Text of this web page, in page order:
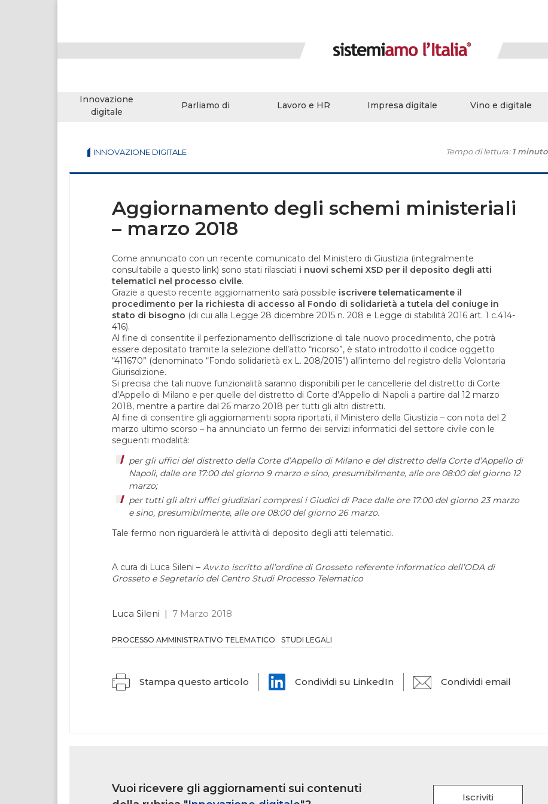
Innovazione
digitale
Parliamo di Lavoro e HR Impresa digitale Vino e digitale
INNOVAZIONE DIGITALE Tempo di lettura: 1 minuto
Aggiornamento degli schemi ministeriali
– marzo 2018
Come annunciato con un recente comunicato del Ministero di Giustizia (integralmente
consultabile a questo link) sono stati rilasciati i nuovi schemi XSD per il deposito degli atti
telematici nel processo civile.
Grazie a questo recente aggiornamento sarà possibile iscrivere telematicamente il
procedimento per la richiesta di accesso al Fondo di solidarietà a tutela del coniuge in
stato di bisogno (di cui alla Legge 28 dicembre 2015 n. 208 e Legge di stabilità 2016 art. 1 c.414-
416).
Al fine di consentite il perfezionamento dell’iscrizione di tale nuovo procedimento, che potrà
essere depositato tramite la selezione dell’atto “ricorso”, è stato introdotto il codice oggetto
“411670” (denominato “Fondo solidarietà ex L. 208/2015”) all’interno del registro della Volontaria
Giurisdizione.
Si precisa che tali nuove funzionalità saranno disponibili per le cancellerie del distretto di Corte
d’Appello di Milano e per quelle del distretto di Corte d’Appello di Napoli a partire dal 12 marzo
2018, mentre a partire dal 26 marzo 2018 per tutti gli altri distretti.
Al fine di consentire gli aggiornamenti sopra riportati, il Ministero della Giustizia – con nota del 2
marzo ultimo scorso – ha annunciato un fermo dei servizi informatici del settore civile con le
seguenti modalità:
per gli uffici del distretto della Corte d’Appello di Milano e del distretto della Corte d’Appello di
Napoli, dalle ore 17:00 del giorno 9 marzo e sino, presumibilmente, alle ore 08:00 del giorno 12
marzo;
per tutti gli altri uffici giudiziari compresi i Giudici di Pace dalle ore 17:00 del giorno 23 marzo
e sino, presumibilmente, alle ore 08:00 del giorno 26 marzo.
Tale fermo non riguarderà le attività di deposito degli atti telematici.
A cura di Luca Sileni – Avv.to iscritto all’ordine di Grosseto referente informatico dell’ODA di
Grosseto e Segretario del Centro Studi Processo Telematico
Luca Sileni | 7 Marzo 2018
PROCESSO AMMINISTRATIVO TELEMATICO STUDI LEGALI
Stampa questo articolo Condividi su LinkedIn Condividi email
Vuoi ricevere gli aggiornamenti sui contenuti
Iscriviti